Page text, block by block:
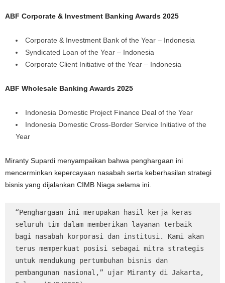
ABF Corporate & Investment Banking Awards 2025
Corporate & Investment Bank of the Year – Indonesia
Syndicated Loan of the Year – Indonesia
Corporate Client Initiative of the Year – Indonesia
ABF Wholesale Banking Awards 2025
Indonesia Domestic Project Finance Deal of the Year
Indonesia Domestic Cross-Border Service Initiative of the
Year
Miranty Supardi menyampaikan bahwa penghargaan ini
mencerminkan kepercayaan nasabah serta keberhasilan strategi
bisnis yang dijalankan CIMB Niaga selama ini.
“Penghargaan ini merupakan hasil kerja keras
seluruh tim dalam memberikan layanan terbaik
bagi nasabah korporasi dan institusi. Kami akan
terus memperkuat posisi sebagai mitra strategis
untuk mendukung pertumbuhan bisnis dan
pembangunan nasional,” ujar Miranty di Jakarta,